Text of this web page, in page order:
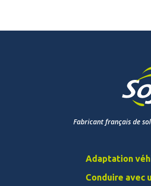
Fabricant français de
Adaptation
Conduire avec